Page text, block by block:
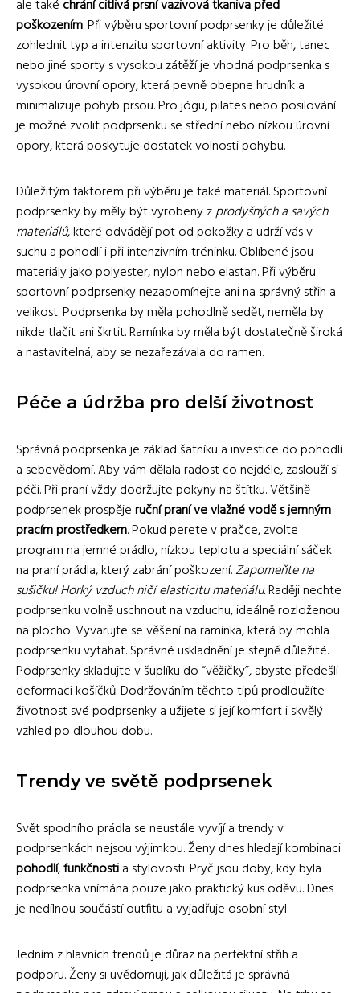
ale také chrání citlivá prsní vazivová tkaniva před
poškozením. Při výběru sportovní podprsenky je důležité
zohlednit typ a intenzitu sportovní aktivity. Pro běh, tanec
nebo jiné sporty s vysokou zátěží je vhodná podprsenka s
vysokou úrovní opory, která pevně obepne hrudník a
minimalizuje pohyb prsou. Pro jógu, pilates nebo posilování
je možné zvolit podprsenku se střední nebo nízkou úrovní
opory, která poskytuje dostatek volnosti pohybu.
Důležitým faktorem při výběru je také materiál. Sportovní
podprsenky by měly být vyrobeny zprodyšných a savých
materiálů, které odvádějí pot od pokožky a udrží vás v
suchu a pohodlí i při intenzivním tréninku. Oblíbené jsou
materiály jako polyester, nylon nebo elastan. Při výběru
sportovní podprsenky nezapomínejte ani na správný střih a
velikost. Podprsenka by měla pohodlně sedět, neměla by
nikde tlačit ani škrtit. Ramínka by měla být dostatečně široká
a nastavitelná, aby se nezařezávala do ramen.
Péče a údržba pro delší životnost
Správná podprsenka je základ šatníku a investice do pohodlí
a sebevědomí. Aby vám dělala radost co nejdéle, zaslouží si
péči. Při praní vždy dodržujte pokyny na štítku. Většině
podprsenek prospějeruční praní ve vlažné vodě s jemným
pracím prostředkem. Pokud perete v pračce, zvolte
program na jemné prádlo, nízkou teplotu a speciální sáček
na praní prádla, který zabrání poškození.Zapomeňte na
sušičku! Horký vzduch ničí elasticitu materiálu.Raději nechte
podprsenku volně uschnout na vzduchu, ideálně rozloženou
na plocho. Vyvarujte se věšení na ramínka, která by mohla
podprsenku vytahat. Správné uskladnění je stejně důležité.
Podprsenky skladujte v šuplíku do “věžičky”, abyste předešli
deformaci košíčků. Dodržováním těchto tipů prodloužíte
životnost své podprsenky a užijete si její komfort i skvělý
vzhled po dlouhou dobu.
Trendy ve světě podprsenek
Svět spodního prádla se neustále vyvíjí a trendy v
podprsenkách nejsou výjimkou. Ženy dnes hledají kombinaci
pohodlí,funkčnostia stylovosti. Pryč jsou doby, kdy byla
podprsenka vnímána pouze jako praktický kus oděvu. Dnes
je nedílnou součástí outfitu a vyjadřuje osobní styl.
Jedním z hlavních trendů je důraz na perfektní střih a
podporu. Ženy si uvědomují, jak důležitá je správná